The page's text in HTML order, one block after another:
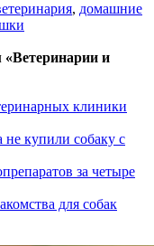
, домашние
«Ветеринарии и
клиники
купили собаку с
за четыре
для собак